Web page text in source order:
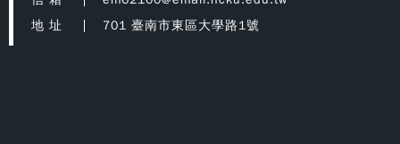
地 址
701 臺南市東區大學路1號